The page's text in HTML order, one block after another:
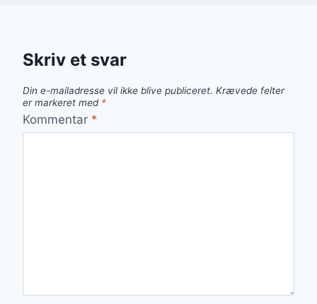
Skriv et svar
Din e-mailadresse vil ikke blive publiceret. Krævede felter
er markeret med *
Kommentar *